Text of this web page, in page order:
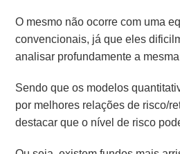
O mesmo não ocorre com uma
convencionais, já que eles
analisar profundamente a
Sendo que os modelos
por melhores relações de risco/
destacar que o nível de risco